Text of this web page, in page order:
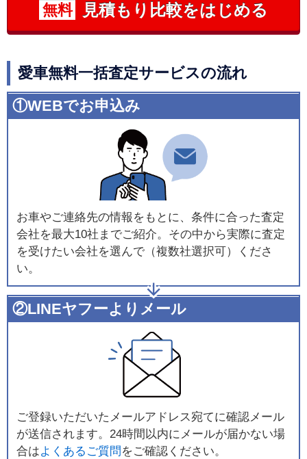
無料 見積もり比較をはじめる
愛車無料一括査定サービスの流れ
①WEBでお申込み
お車やご連絡先の情報をもとに、条件に合った査定
会社を最大10社までご紹介。その中から実際に査定
を受けたい会社を選んで（複数社選択可）くださ
い。
②LINEヤフーよりメール
ご登録いただいたメールアドレス宛てに確認メール
が送信されます。24時間以内にメールが届かない場
合はよくあるご質問 をご確認ください。